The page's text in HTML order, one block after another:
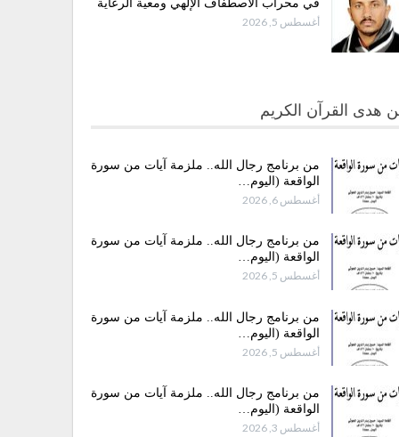
في محراب الاصطفاف الإلهي ومعية الرعاية
أغسطس 5, 2026
هدى القرآن الكريم
من برنامج رجال الله.. ملزمة آيات من سورة
الواقعة (اليوم…
أغسطس 6, 2026
من برنامج رجال الله.. ملزمة آيات من سورة
الواقعة (اليوم…
أغسطس 5, 2026
من برنامج رجال الله.. ملزمة آيات من سورة
الواقعة (اليوم…
أغسطس 5, 2026
من برنامج رجال الله.. ملزمة آيات من سورة
الواقعة (اليوم…
أغسطس 3, 2026